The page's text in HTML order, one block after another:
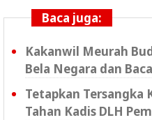
Baca juga:
Kakanwil Meurah
Bela Negara dan
Tetapkan Tersangka
Tahan Kadis DLH